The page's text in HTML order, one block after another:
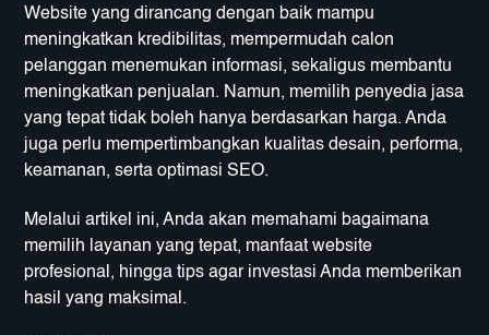
Website yang dirancang dengan baik mampu
meningkatkan kredibilitas, mempermudah calon
pelanggan menemukan informasi, sekaligus membantu
meningkatkan penjualan. Namun, memilih penyedia jasa
yang tepat tidak boleh hanya berdasarkan harga. Anda
juga perlu mempertimbangkan kualitas desain, performa,
keamanan, serta optimasi SEO.
Melalui artikel ini, Anda akan memahami bagaimana
memilih layanan yang tepat, manfaat website
profesional, hingga tips agar investasi Anda memberikan
hasil yang maksimal.